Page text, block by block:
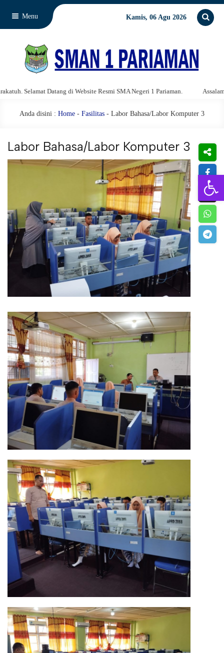
Menu Kamis, 06 Agu 2026
Datang di Website Resmi SMA Negeri 1 Pariaman. Assalamu'alaikum
Anda disini : Home - Fasilitas - Labor Bahasa/Labor Komputer 3
Labor Bahasa/Labor Komputer 3